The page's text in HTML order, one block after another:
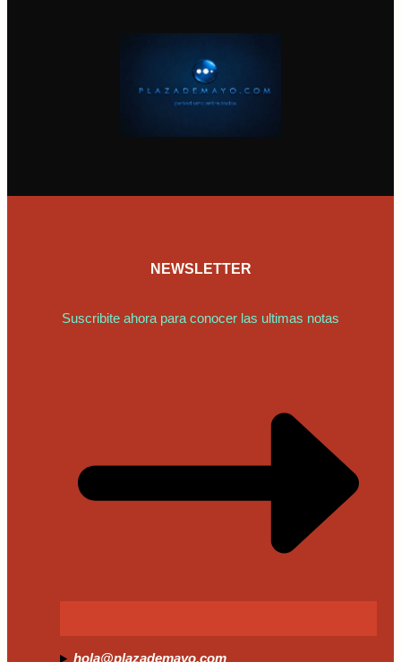
NEWSLETTER
Suscribite ahora para conocer las ultimas notas
hola@plazademayo.com